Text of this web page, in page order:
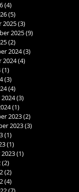
(4)
(5)
2025(3)
2025(9)
(2)
2024(3)
2024(4)
(1)
(3)
(4)
(3)
(1)
2023(2)
2023(3)
(1)
(1)
(1)
(2)
(2)
(4)